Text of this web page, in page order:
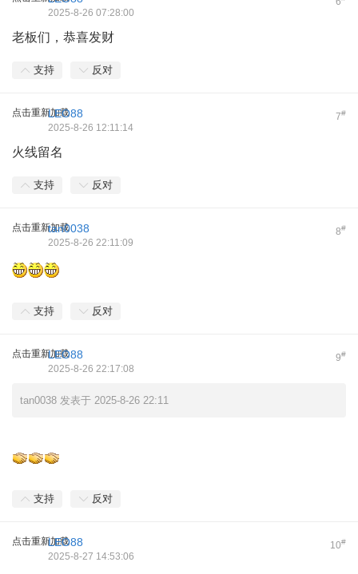
2025-8-26 07:28:00
老板们，恭喜发财
支持 反对
点击重新加载 7#
LEO88
2025-8-26 12:11:14
火线留名
支持 反对
点击重新加载 8#
tan0038
2025-8-26 22:11:09
支持 反对
点击重新加载 9#
LEO88
2025-8-26 22:17:08
tan0038 发表于 2025-8-26 22:11
支持 反对
点击重新加载 10#
LEO88
2025-8-27 14:53:06